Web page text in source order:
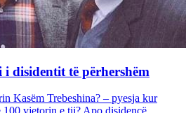
disidentit të përhershëm
Kasëm Trebeshina? – pyesja kur